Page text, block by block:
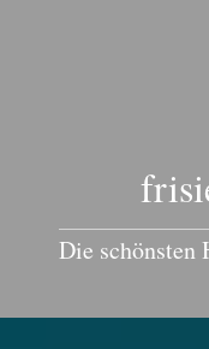
Die schönsten